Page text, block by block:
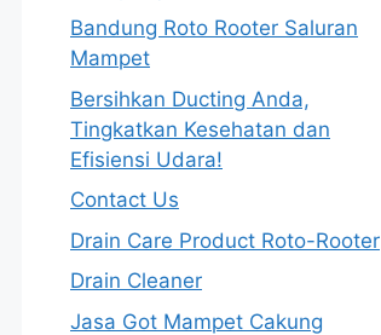
Bandung Roto Rooter Saluran
Mampet
Bersihkan Ducting Anda,
Tingkatkan Kesehatan dan
Efisiensi Udara!
Contact Us
Drain Care Product Roto-Rooter
Drain Cleaner
Jasa Got Mampet Cakung